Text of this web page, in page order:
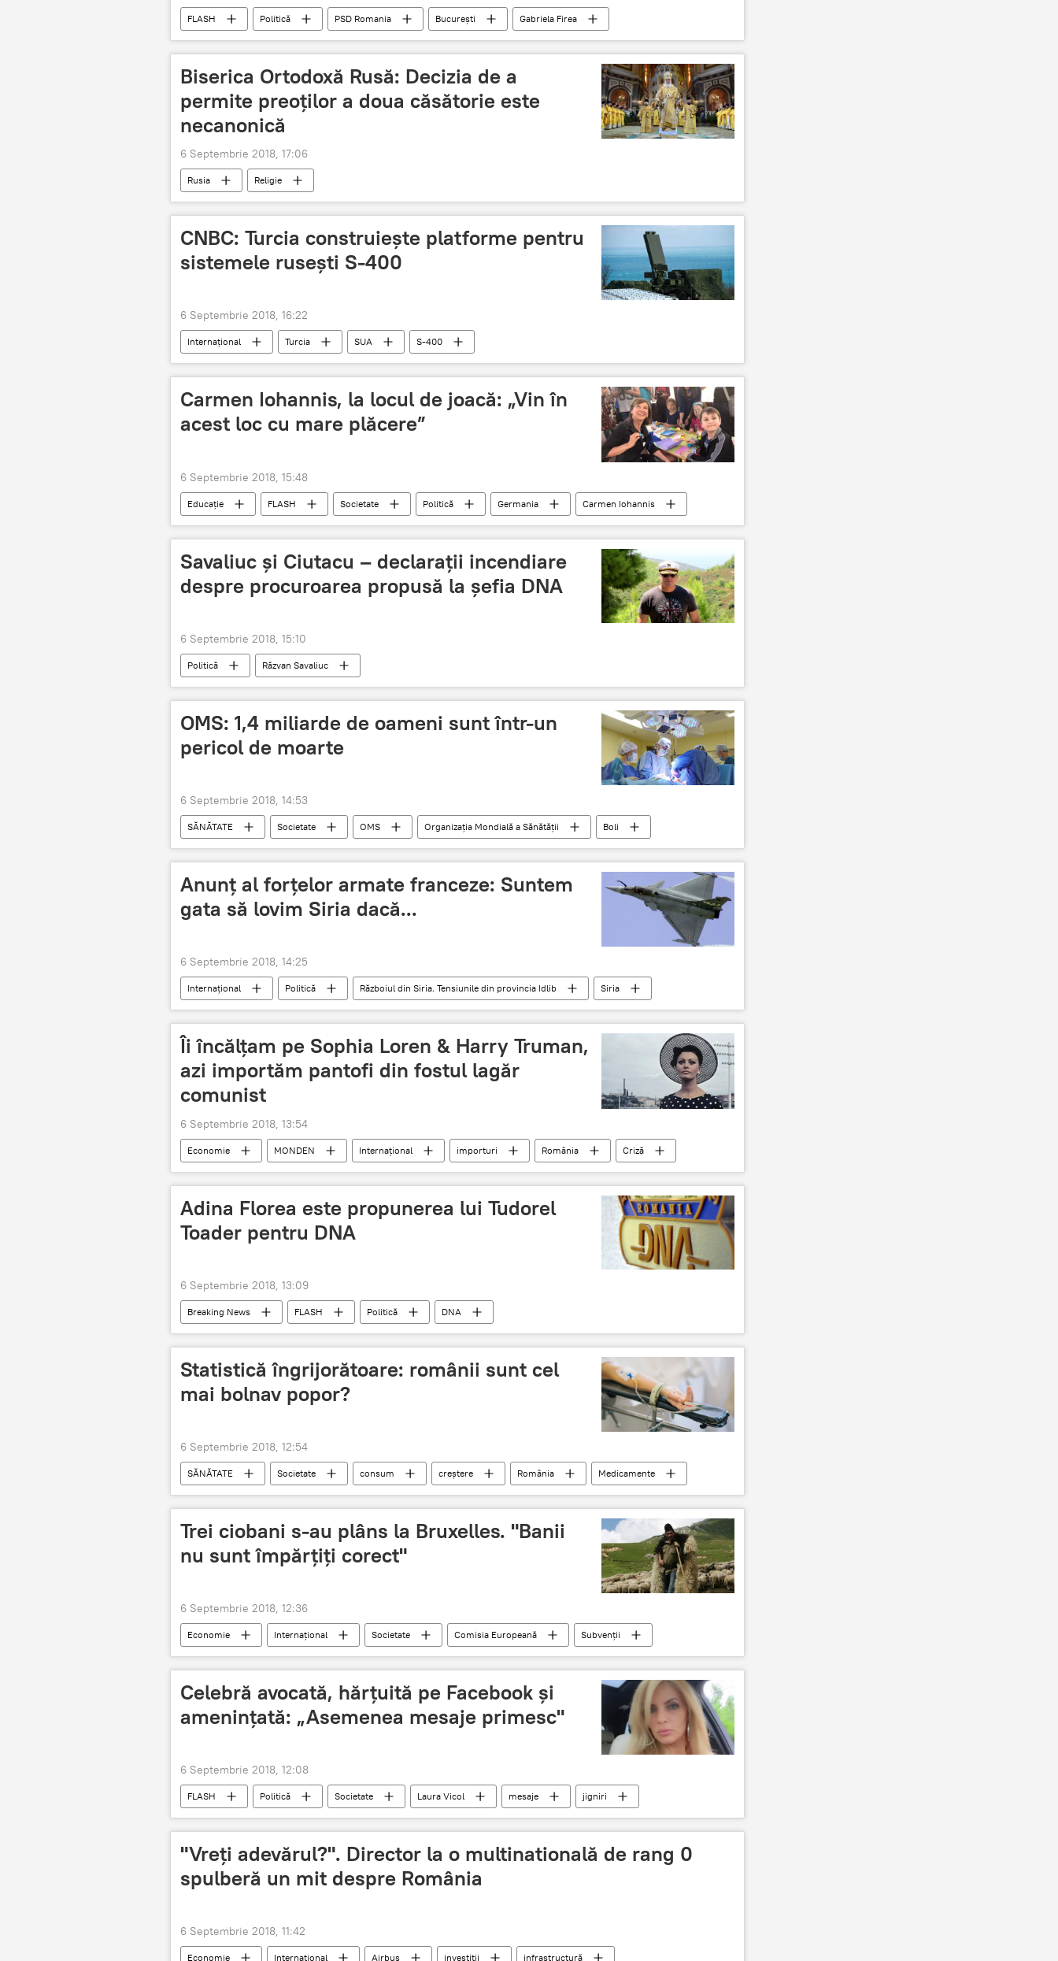
FLASH Politică PSD Romania București
Gabriela Firea
Olguța Vasilescu
capitala Ministrul Muncii România
Biserica Ortodoxă Rusă: Decizia de a
permite preoților a doua căsătorie este
necanonică
6 Septembrie 2018, 17:06
Rusia Religie
CNBC: Turcia construiește platforme pentru
sistemele rusești S-400
6 Septembrie 2018, 16:22
Internaţional Turcia SUA S-400
Carmen Iohannis, la locul de joacă: „Vin în
acest loc cu mare plăcere”
6 Septembrie 2018, 15:48
Educație FLASH Societate Politică Germania
Carmen Iohannis
România
Klaus Iohannis
Savaliuc și Ciutacu – declarații incendiare
despre procuroarea propusă la șefia DNA
6 Septembrie 2018, 15:10
Politică Răzvan Savaliuc
OMS: 1,4 miliarde de oameni sunt într-un
pericol de moarte
6 Septembrie 2018, 14:53
SĂNĂTATE Societate OMS Organizația Mondială a Sănătății
Boli
studiu
moarte
Anunţ al forţelor armate franceze: Suntem
gata să lovim Siria dacă...
6 Septembrie 2018, 14:25
Internaţional Politică Războiul din Siria. Tensiunile din provincia Idlib
Siria
Franța
Ministerul Apărării atac
Îi încălțam pe Sophia Loren & Harry Truman,
azi importăm pantofi din fostul lagăr
comunist
6 Septembrie 2018, 13:54
Economie MONDEN Internaţional importuri România Criză
Adina Florea este propunerea lui Tudorel
Toader pentru DNA
6 Septembrie 2018, 13:09
Breaking News FLASH Politică DNA
Statistică îngrijorătoare: românii sunt cel
mai bolnav popor?
6 Septembrie 2018, 12:54
SĂNĂTATE Societate consum creștere România Medicamente
Trei ciobani s-au plâns la Bruxelles. "Banii
nu sunt împărțiți corect"
6 Septembrie 2018, 12:36
Economie Internaţional Societate Comisia Europeană
Subvenții
plângere
ciobani România
Celebră avocată, hărţuită pe Facebook şi
ameninţată: „Asemenea mesaje primesc"
6 Septembrie 2018, 12:08
FLASH Politică Societate Laura Vicol mesaje
jigniri
România
Facebook DNA
"Vreţi adevărul?". Director la o multinatională de rang 0
spulberă un mit despre România
6 Septembrie 2018, 11:42
Economie Internaţional Airbus investiții infrastructură